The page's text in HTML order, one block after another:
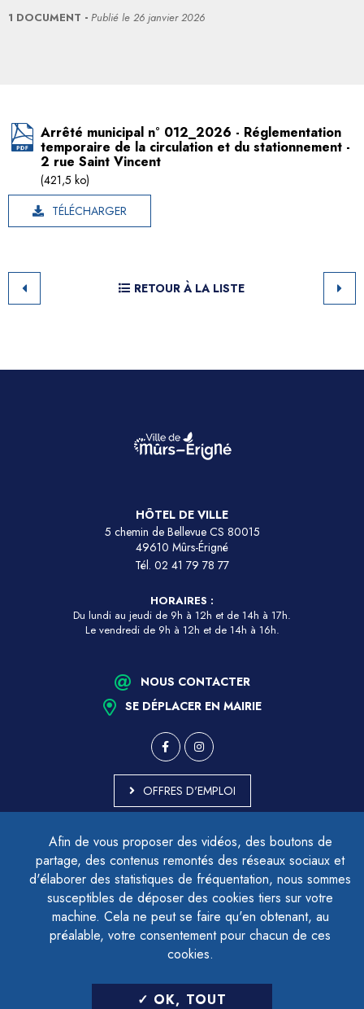
Afin de vous proposer des vidéos, des boutons de
partage, des contenus remontés des réseaux sociaux et
d'élaborer des statistiques de fréquentation, nous sommes
susceptibles de déposer des cookies tiers sur votre
machine. Cela ne peut se faire qu'en obtenant, au
préalable, votre consentement pour chacun de ces
cookies.
OK, TOUT
1 DOCUMENT Publié le 26 janvier 2026
Arrêté municipal n° 012_2026 - Réglementation
temporaire de la circulation et du stationnement -
2 rue Saint Vincent
(421,5 ko)
TÉLÉCHARGER
RETOUR À LA LISTE
HÔTEL DE VILLE
5 chemin de Bellevue CS 80015
49610 Mûrs-Érigné
Tél. 02 41 79 78 77
HORAIRES :
Du lundi au jeudi de 9h à 12h et de 14h à 17h.
Le vendredi de 9h à 12h et de 14h à 16h.
NOUS CONTACTER
SE DÉPLACER EN MAIRIE
OFFRES D'EMPLOI
ACCESSIBILITÉ - PARTIELLEMENT CONFORME
PLAN DU SITE
MENTIONS LÉGALES
CONTACTER LE DÉLÉGUÉ À LA PROTECTION DES DONNÉES
GESTION DES COOKIES
LETTRE D'INFORMATION